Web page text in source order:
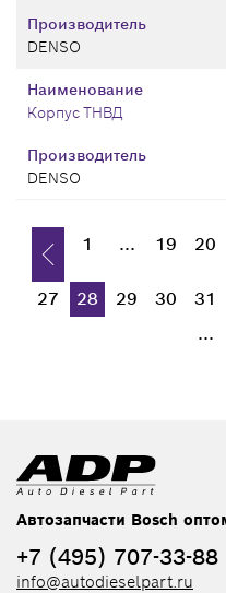
Производитель
DENSO
Производитель
DENSO
Наименование
Корпус ТНВД
1 ... 19 20
27 28 29 30 31
...
Автозапчасти Bosch
+7 (495) 707-33-88
info@autodieselpart.ru